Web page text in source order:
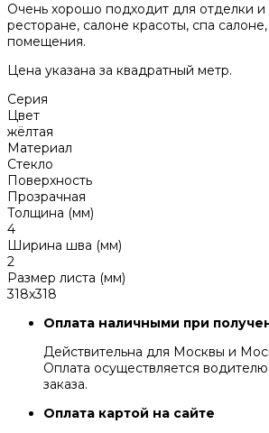
Очень хорошо подходит для отделки
ресторане, салоне красоты, спа
помещения.
Цена указана за квадратный метр.
Серия
Цвет
жёлтая
Материал
Стекло
Поверхность
Прозрачная
Толщина (мм)
4
Ширина шва (мм)
2
Размер листа (мм)
318x318
Оплата наличными при
Действительна для Москвы и
Оплата осуществляется
заказа.
Оплата картой на сайте